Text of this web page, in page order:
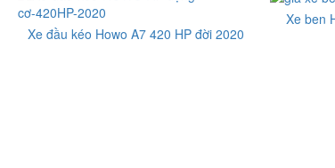
Xe đầu kéo Howo A7 420 HP đời 2020
Xe ben